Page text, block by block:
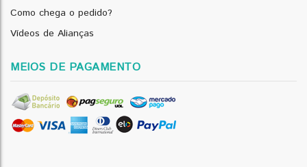
Como chega o pedido?
Vídeos de Alianças
MEIOS DE PAGAMENTO